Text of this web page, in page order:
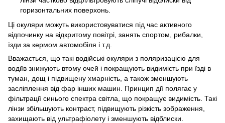
горизонтальних поверхонь.
Ці окуляри можуть використовуватися під час активного
відпочинку на відкритому повітрі, занять спортом, рибалки,
їзди за кермом автомобіля і т.д.
Вважається, що такі водійські окуляри з поляризацією для
водіїв знижують втому очей і покращують видимість при їзді в
туман, дощ і підвищену хмарність, а також зменшують
засліплення від фар інших машин. Принцип дії полягає у
фільтрації синього спектра світла, що покращує видимість. Такі
лінзи збільшують контраст, підвищують різкість зображення,
захищають від ультрафіолету і зменшують відблиски.